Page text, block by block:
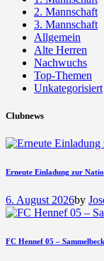
2. Mannschaft
3. Mannschaft
Allgemein
Alte Herren
Nachwuchs
Top-Themen
Unkategorisiert
Clubnews
Erneute Einladung zur
6. August 2026by
FC Hennef 05 –